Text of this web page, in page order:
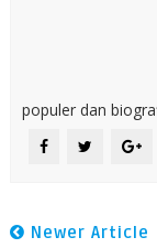
populer dan
Newer Article